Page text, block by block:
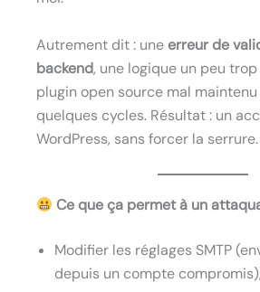
Autrement dit : uneerreur de
backend, une logique un peu
plugin open source mal
quelques cycles. Résultat : un
WordPress, sans forcer la serrure.
Ce que ça permet à un
Modifier les réglages SMTP
depuis un compte compromis),